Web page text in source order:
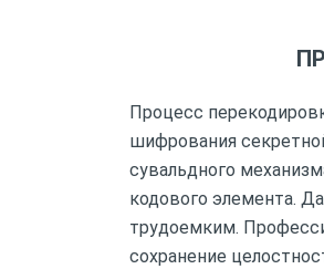
Процесс
шифрования
сувальдного
кодового элемента.
трудоемким.
сохранение